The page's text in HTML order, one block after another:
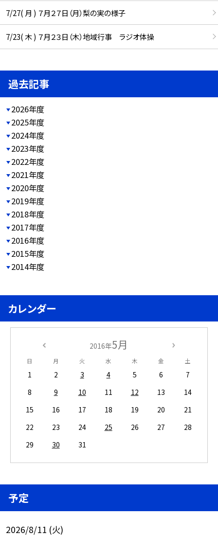
7/27( 月 ) ７月２７日（月）梨の実の様子
7/23( 木 ) ７月２３日（木）地域行事 ラジオ体操
過去記事
2026年度
2025年度
2024年度
2023年度
2022年度
2021年度
2020年度
2019年度
2018年度
2017年度
2016年度
2015年度
2014年度
カレンダー
2016年5月
日 月 火 水 木 金 土
1 2 3 4 5 6
7
8
9 10 11 12 13
14
15
16 17 18 19 20
21
22
23 24 25 26 27
28
29
30 31
予定
2026/8/11 (火)